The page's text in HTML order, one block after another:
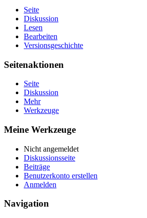
Seite
Diskussion
Lesen
Bearbeiten
Versionsgeschichte
Seitenaktionen
Seite
Diskussion
Mehr
Werkzeuge
Meine Werkzeuge
Nicht angemeldet
Diskussionsseite
Beiträge
Benutzerkonto erstellen
Anmelden
Navigation